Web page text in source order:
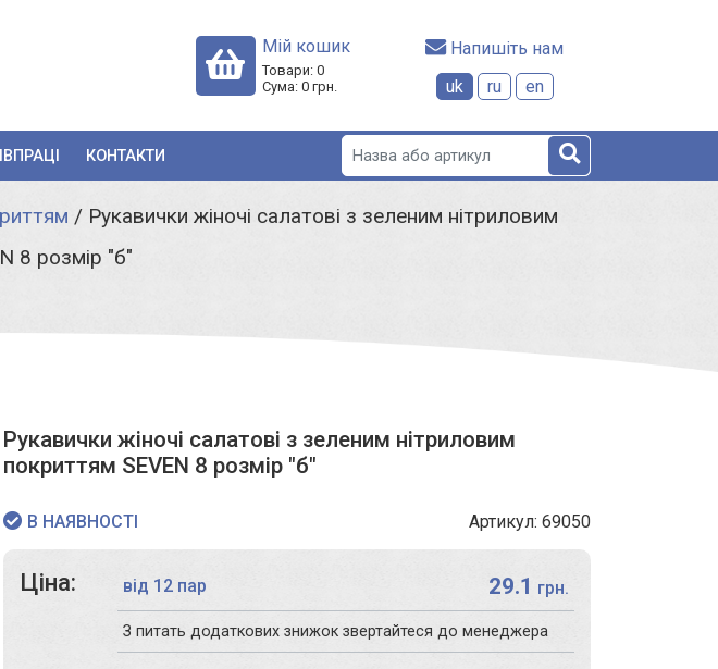
Мій кошик
Товари: 0
Сума: 0грн.
Напишіть нам
uk
ru en
КОНТАКТИ
/ Рукавички жіночі салатові з зеленим нітриловим
8 розмір "б"
Рукавички жіночі салатові з зеленим нітриловим
покриттям SEVEN 8 розмір "б"
В НАЯВНОСТІ Артикул: 69050
Ціна: від 12 пар 29.1 грн.
З питать додаткових знижок звертайтеся до менеджера